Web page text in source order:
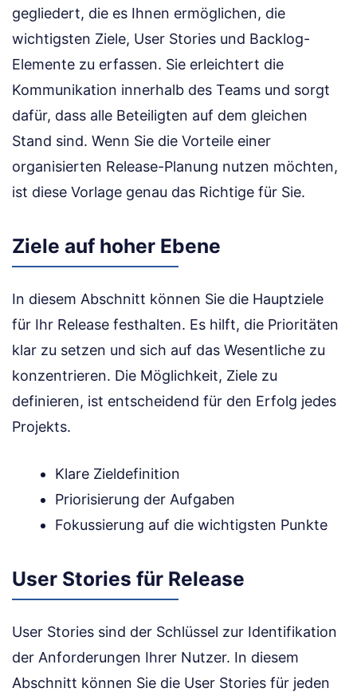
gegliedert, die es Ihnen ermöglichen, die
wichtigsten Ziele, User Stories und Backlog-
Elemente zu erfassen. Sie erleichtert die
Kommunikation innerhalb des Teams und sorgt
dafür, dass alle Beteiligten auf dem gleichen
Stand sind. Wenn Sie die Vorteile einer
organisierten Release-Planung nutzen möchten,
ist diese Vorlage genau das Richtige für Sie.
Ziele auf hoher Ebene
In diesem Abschnitt können Sie die Hauptziele
für Ihr Release festhalten. Es hilft, die Prioritäten
klar zu setzen und sich auf das Wesentliche zu
konzentrieren. Die Möglichkeit, Ziele zu
definieren, ist entscheidend für den Erfolg jedes
Projekts.
Klare Zieldefinition
Priorisierung der Aufgaben
Fokussierung auf die wichtigsten Punkte
User Stories für Release
User Stories sind der Schlüssel zur Identifikation
der Anforderungen Ihrer Nutzer. In diesem
Abschnitt können Sie die User Stories für jeden